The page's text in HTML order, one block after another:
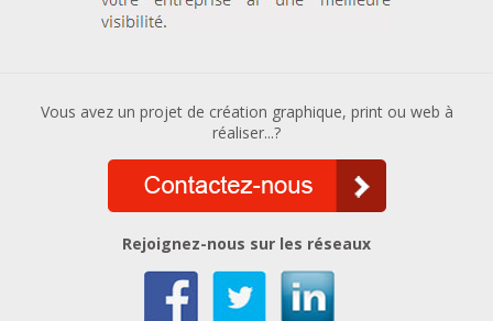
Vous avez un projet de création graphique, print ou web à
réaliser...?
Rejoignez-nous sur les réseaux